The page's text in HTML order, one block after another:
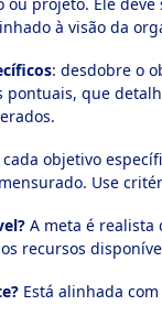
à visão da
: desdobre o
pontuais, que
objetivo
Use
A meta é realista
recursos
Está alinhada